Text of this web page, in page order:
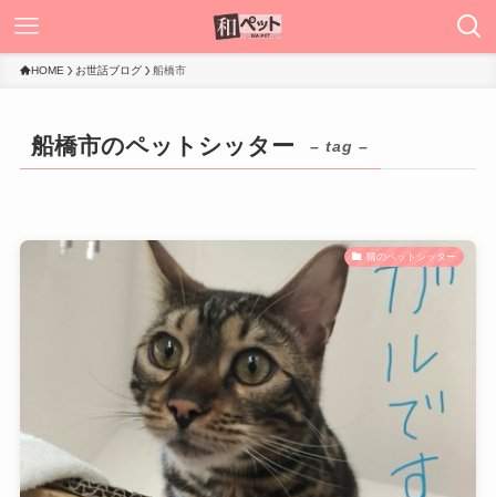
HOME お世話ブログ 船橋市
船橋市のペットシッター – tag –
猫のペットシッター